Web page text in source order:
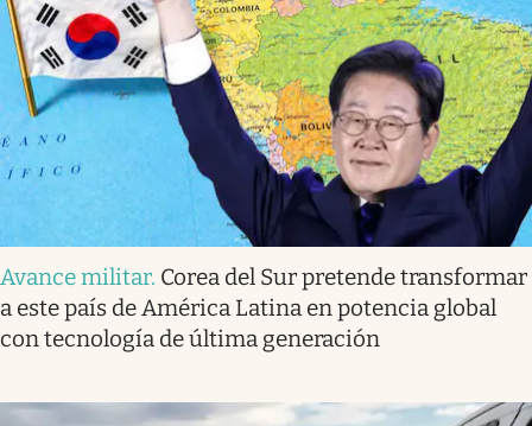
Avance militar. Corea del Sur pretende transformar
a este país de América Latina en potencia global
con tecnología de última generación